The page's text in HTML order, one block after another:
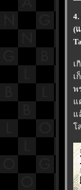
(
เ
เ
พ
ค
ล้
ล